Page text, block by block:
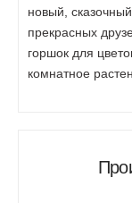
новый,
прекрасных
горшок для
комнатное